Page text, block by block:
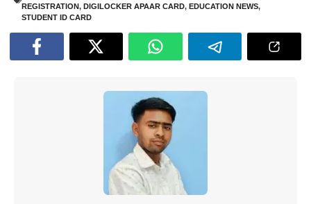
REGISTRATION, DIGILOCKER APAAR CARD, EDUCATION NEWS,
STUDENT ID CARD